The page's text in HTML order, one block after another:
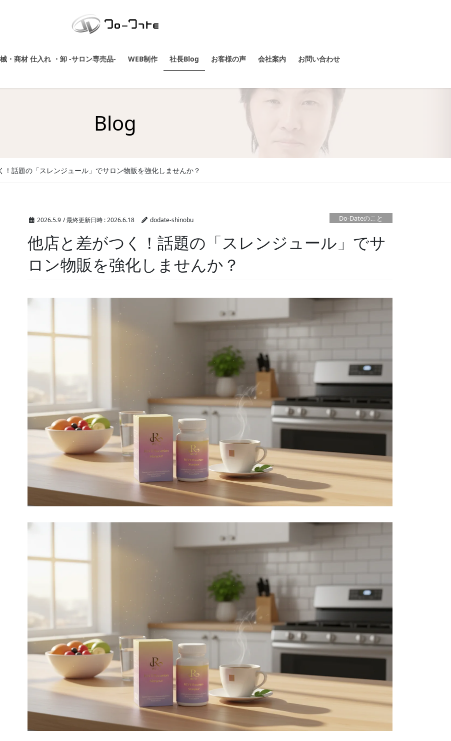
・商材 仕入れ ・卸 -サロン専売品- WEB制作 社長Blog お客様の声 会社案内 お問い合わせ
Blog
！話題の「スレンジュール」でサロン物販を強化しませんか？
2026.5.9 / 最終更新日時 :2026.6.18 dodate-shinobu Do-Dateのこと
他店と差がつく！話題の「スレンジュール」でサ
ロン物販を強化しませんか？